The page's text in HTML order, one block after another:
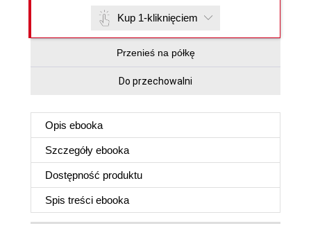
Kup 1-kliknięciem
Przenieś na półkę
Do przechowalni
Opis ebooka
Szczegóły ebooka
Dostępność produktu
Spis treści ebooka